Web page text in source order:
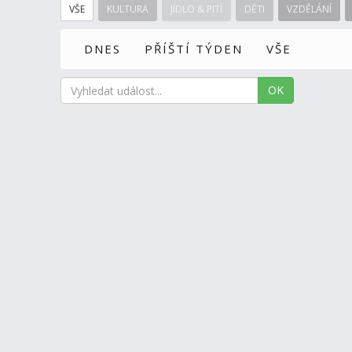
VŠE KULTURA JÍDLO & PITÍ DĚTI VZDĚLÁNÍ
DNES PŘÍŠTÍ TÝDEN VŠE
OK